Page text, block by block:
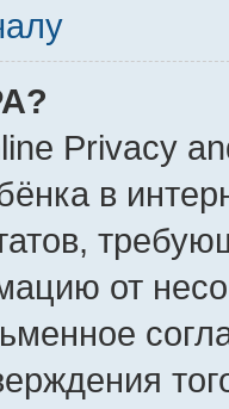
Privacy
в
от